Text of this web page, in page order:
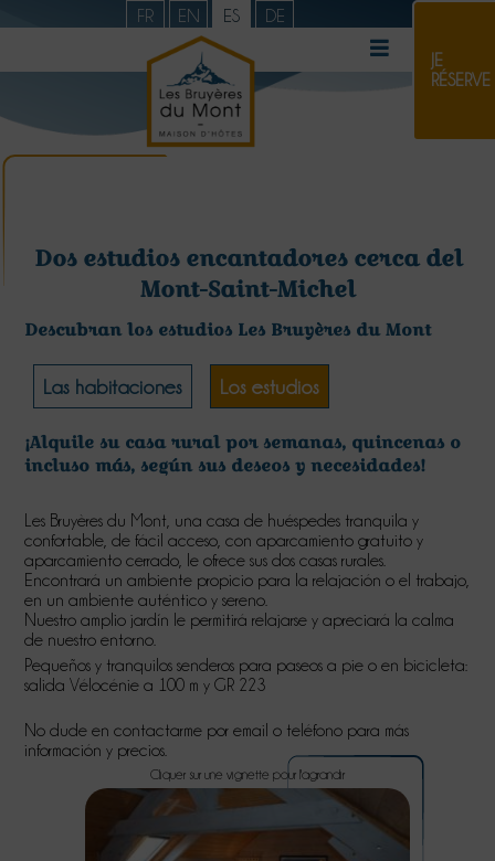
FR EN ES DE
JE
RÉSERVE
Dos estudios encantadores cerca del
Mont-Saint-Michel
Descubran los estudios Les Bruyères du Mont
Las habitaciones Los estudios
¡Alquile su casa rural por semanas, quincenas o
incluso más, según sus deseos y necesidades!
Les Bruyères du Mont, una casa de huéspedes tranquila y
confortable, de fácil acceso, con aparcamiento gratuito y
aparcamiento cerrado, le ofrece sus dos casas rurales.
Encontrará un ambiente propicio para la relajación o el trabajo,
en un ambiente auténtico y sereno.
Nuestro amplio jardín le permitirá relajarse y apreciará la calma
de nuestro entorno.
Pequeños y tranquilos senderos para paseos a pie o en bicicleta:
salida Vélocénie a 100 m y GR 223
No dude en contactarme por email o teléfono para más
información y precios.
Cliquer sur une vignette pour l'agrandir